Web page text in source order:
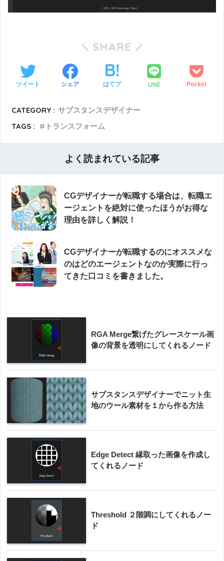
SHARE
ツイート シェア はてブ LINE Pocket
CATEGORY : サブスタンスデザイナー
TAGS :
トランスフォーム
よく読まれている記事
CGデザイナーが転職する場合は、転職エ
ージェントを絶対に使ったほうがお得な
理由を詳しく解説！
CGデザイナーが転職するのにオススメな
のはどのエージェントなのか実際に行っ
てきた口コミを書きました。
RGA Merge繋げたグレースケール画
像の背景を透明にしてくれるノード
サブスタンスデザイナーでニット生
地のウール素材を１から作る方法
Edge Detect 縁取った画像を作成し
てくれるノード
Threshold ２階調にしてくれるノー
ド